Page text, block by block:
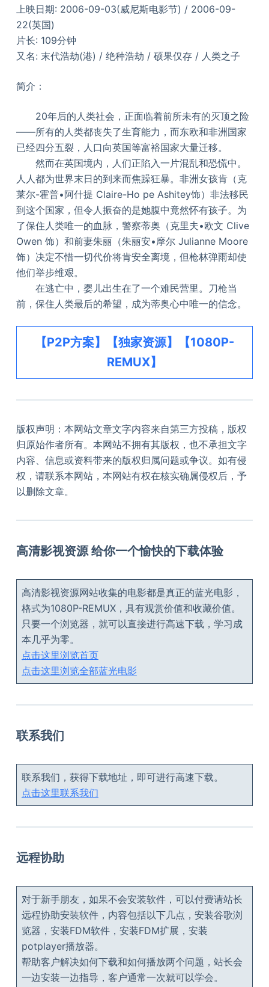
上映日期: 2006-09-03(威尼斯电影节) / 2006-09-
22(英国)
片长: 109分钟
又名: 末代浩劫(港) / 绝种浩劫 / 硕果仅存 / 人类之子
简介：
20年后的人类社会，正面临着前所未有的灭顶之险
——所有的人类都丧失了生育能力，而东欧和非洲国家
已经四分五裂，人口向英国等富裕国家大量迁移。
然而在英国境内，人们正陷入一片混乱和恐慌中。
人人都为世界末日的到来而焦躁狂暴。非洲女孩肯（克
莱尔-霍普•阿什提 Claire-Ho pe Ashitey饰）非法移民
到这个国家，但令人振奋的是她腹中竟然怀有孩子。为
了保住人类唯一的血脉，警察蒂奥（克里夫•欧文 Clive
Owen 饰）和前妻朱丽（朱丽安•摩尔 Julianne Moore
饰）决定不惜一切代价将肯安全离境，但枪林弹雨却使
他们举步维艰。
在逃亡中，婴儿出生在了一个难民营里。刀枪当
前，保住人类最后的希望，成为蒂奥心中唯一的信念。
【P2P方案】【独家资源】【1080P-
REMUX】
版权声明：本网站文章文字内容来自第三方投稿，版权
归原始作者所有。本网站不拥有其版权，也不承担文字
内容、信息或资料带来的版权归属问题或争议。如有侵
权，请联系本网站，本网站有权在核实确属侵权后，予
以删除文章。
高清影视资源 给你一个愉快的下载体验
高清影视资源网站收集的电影都是真正的蓝光电影，
格式为1080P-REMUX，具有观赏价值和收藏价值。
只要一个浏览器，就可以直接进行高速下载，学习成
本几乎为零。
点击这里浏览首页
点击这里浏览全部蓝光电影
联系我们
联系我们，获得下载地址，即可进行高速下载。
点击这里联系我们
远程协助
对于新手朋友，如果不会安装软件，可以付费请站长
远程协助安装软件，内容包括以下几点，安装谷歌浏
览器，安装FDM软件，安装FDM扩展，安装
potplayer播放器。
帮助客户解决如何下载和如何播放两个问题，站长会
一边安装一边指导，客户通常一次就可以学会。